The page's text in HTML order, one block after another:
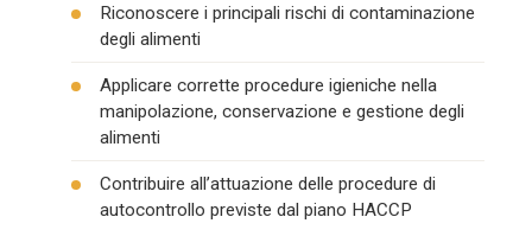
Riconoscere i principali rischi di contaminazione
degli alimenti
Applicare corrette procedure igieniche nella
manipolazione, conservazione e gestione degli
alimenti
Contribuire all’attuazione delle procedure di
autocontrollo previste dal piano HACCP